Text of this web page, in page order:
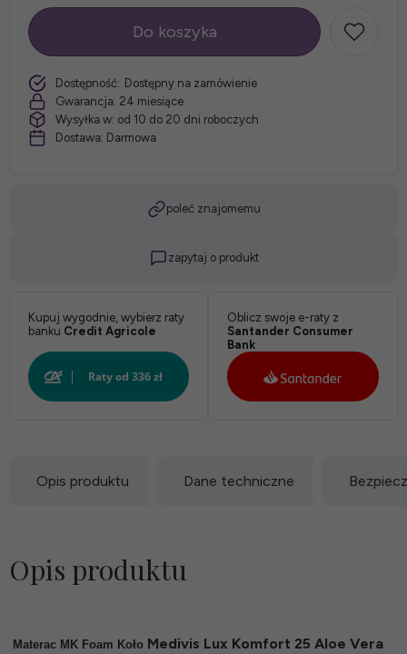
szt.
Do koszyka
Dostępność: Dostępny na zamówienie
Gwarancja: 24 miesiące
Wysyłka w: od 10 do 20 dni roboczych
Dostawa: Darmowa
poleć znajomemu
zapytaj o produkt
Kupuj wygodnie, wybierz raty
banku Credit Agricole
Oblicz swoje e-raty z
Santander Consumer
Bank
Opis produktu Dane techniczne
Opis produktu
Materac MK Foam Koło Medivis Lux Komfort 25 Aloe Vera